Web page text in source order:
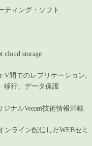
ティング・ソフト
cloud storage
V間でのレプリケーション,
移行、データ保護
ジナルVeeam技術情報満載
ンライン配信したWEBセミ